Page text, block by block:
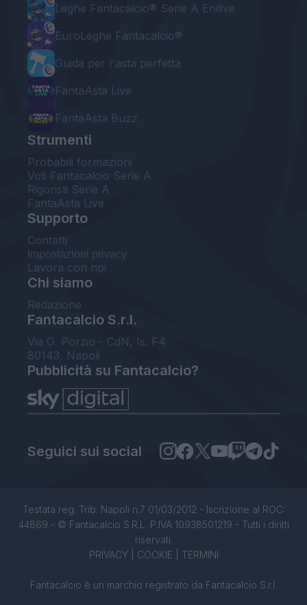
Leghe Fantacalcio® Serie A Enilive
EuroLeghe Fantacalcio®
Guida per l'asta perfetta
FantaAsta Live
FantaAsta Buzz
Strumenti
Probabili formazioni
Voti Fantacalcio Serie A
Rigoristi Serie A
FantaAsta Live
Supporto
Contatti
Impostazioni privacy
Lavora con noi
Chi siamo
Redazione
Fantacalcio S.r.l.
Via G. Porzio - CdN, Is. F4
80143, Napoli
Pubblicità su Fantacalcio?
Seguici sui social
Testata reg. Trib. Napoli n.7 01/03/2012 - Iscrizione al ROC:
44869 - © Fantacalcio S.R.L. P.IVA 10938501219 - Tutti i diritti
riservati.
PRIVACY| COOKIE TERMINI
Fantacalcio è un marchio registrato da Fantacalcio S.r.l.